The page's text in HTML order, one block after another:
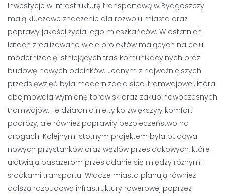
Inwestycje w infrastrukturę transportową w Bydgoszczy
mają kluczowe znaczenie dla rozwoju miasta oraz
poprawy jakości życia jego mieszkańców. W ostatnich
latach zrealizowano wiele projektów mających na celu
modernizację istniejących tras komunikacyjnych oraz
budowę nowych odcinków. Jednym z najważniejszych
przedsięwzięć była modernizacja sieci tramwajowej, która
obejmowała wymianę torowisk oraz zakup nowoczesnych
tramwajów. Te działania nie tylko zwiększyły komfort
podróży, ale również poprawiły bezpieczeństwo na
drogach. Kolejnym istotnym projektem była budowa
nowych przystanków oraz węzłów przesiadkowych, które
ułatwiają pasażerom przesiadanie się między różnymi
środkami transportu. Władze miasta planują również
dalszą rozbudowę infrastruktury rowerowej poprzez